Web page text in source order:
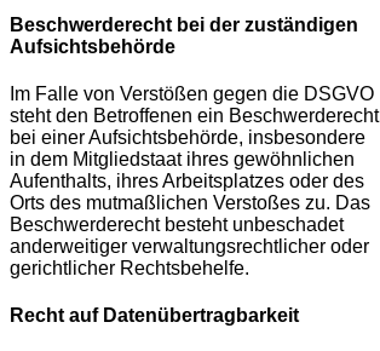
Beschwerde­recht bei der zuständigen
Aufsichts­behörde
Im Falle von Verstößen gegen die DSGVO
steht den Betroffenen ein Beschwerderecht
bei einer Aufsichtsbehörde, insbesondere
in dem Mitgliedstaat ihres gewöhnlichen
Aufenthalts, ihres Arbeitsplatzes oder des
Orts des mutmaßlichen Verstoßes zu. Das
Beschwerderecht besteht unbeschadet
anderweitiger verwaltungsrechtlicher oder
gerichtlicher Rechtsbehelfe.
Recht auf Daten­übertrag­barkeit